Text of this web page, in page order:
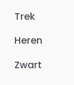
Trek
Heren
Zwart